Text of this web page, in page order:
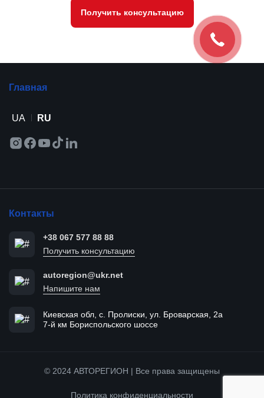
Получить консультацию
Главная
UA RU
Контакты
+38 067 577 88 88
Получить консультацию
autoregion@ukr.net
Напишите нам
Киевская обл, с. Пролиски, ул. Броварская, 2а
7-й км Бориспольского шоссе
© 2024 АВТОРЕГИОН | Все права защищены
Политика конфиденциальности